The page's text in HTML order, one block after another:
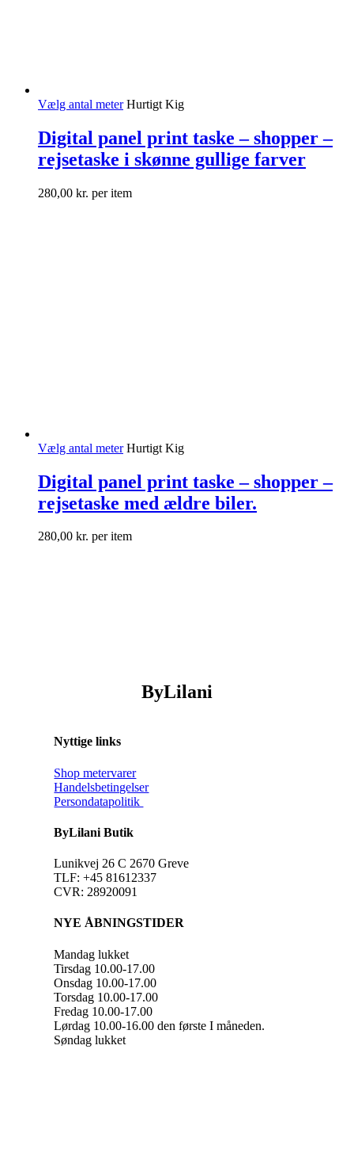
Vælg antal meter Hurtigt Kig
Digital panel print taske – shopper –
rejsetaske i skønne gullige farver
280,00 kr. per item
Vælg antal meter Hurtigt Kig
Digital panel print taske – shopper –
rejsetaske med ældre biler.
280,00 kr. per item
ByLilani
Nyttige links
Shop metervarer
Handelsbetingelser
Persondatapolitik
ByLilani Butik
Lunikvej 26 C 2670 Greve
TLF: +45 81612337
CVR: 28920091
NYE ÅBNINGSTIDER
Mandag lukket
Tirsdag 10.00-17.00
Onsdag 10.00-17.00
Torsdag 10.00-17.00
Fredag 10.00-17.00
Lørdag 10.00-16.00 den første I måneden.
Søndag lukket